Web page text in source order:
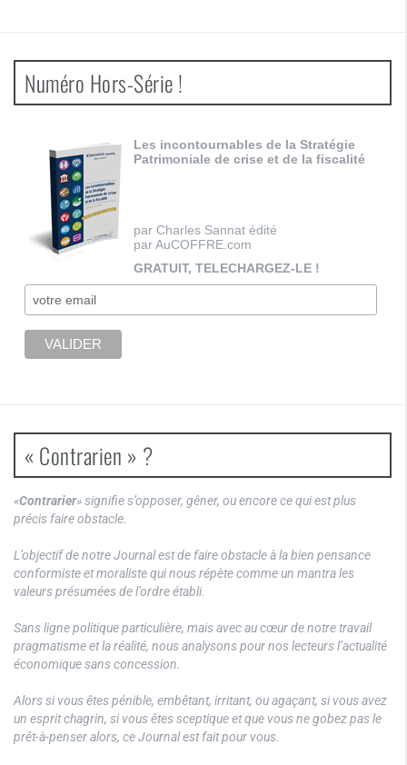
Numéro Hors-Série !
Les incontournables de la Stratégie
Patrimoniale de crise et de la fiscalité
par Charles Sannat édité
par AuCOFFRE.com
GRATUIT, TELECHARGEZ-LE !
« Contrarien » ?
«Contrarier» signifie s’opposer, gêner, ou encore ce qui est plus
précis faire obstacle.
L’objectif de notre Journal est de faire obstacle à la bien pensance
conformiste et moraliste qui nous répète comme un mantra les
valeurs présumées de l’ordre établi.
Sans ligne politique particulière, mais avec au cœur de notre travail
pragmatisme et la réalité, nous analysons pour nos lecteurs l’actualité
économique sans concession.
Alors si vous êtes pénible, embêtant, irritant, ou agaçant, si vous avez
un esprit chagrin, si vous êtes sceptique et que vous ne gobez pas le
prêt-à-penser alors, ce Journal est fait pour vous.